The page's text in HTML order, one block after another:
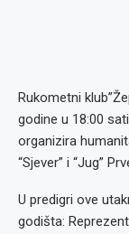
Rukometni
godine u 18:00
organizira
“Sjever” i “Jug”
U predigri ove
godišta: